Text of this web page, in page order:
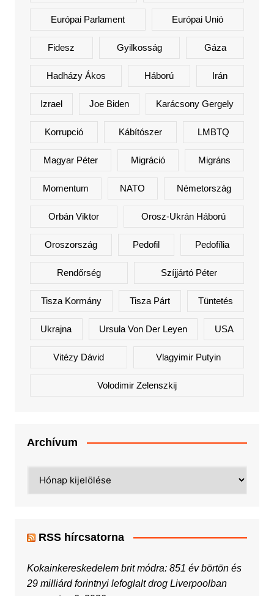
Európai Parlament Európai Unió
Fidesz Gyilkosság Gáza
Hadházy Ákos Háború Irán
Izrael Joe Biden Karácsony Gergely
Korrupció Kábítószer LMBTQ
Magyar Péter Migráció Migráns
Momentum NATO Németország
Orbán Viktor Orosz-Ukrán Háború
Oroszország Pedofil Pedofília
Rendőrség Szíjjártó Péter
Tisza Kormány Tisza Párt Tüntetés
Ukrajna Ursula Von Der Leyen USA
Vitézy Dávid Vlagyimir Putyin
Volodimir Zelenszkij
Archívum
RSS hírcsatorna
Kokainkereskedelem brit módra: 851 év börtön és
29 milliárd forintnyi lefoglalt drog Liverpoolban